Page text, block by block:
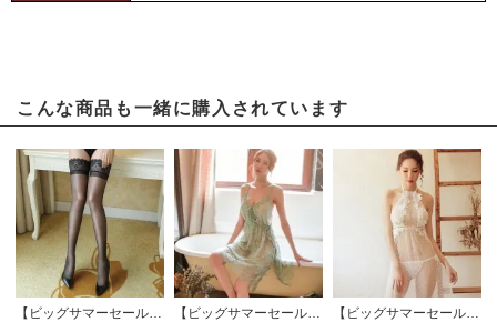
こんな商品も一緒に購入されています
【ビッグサマーセール対象品】ストッキング(STOCKING) 184bk
【ビッグサマーセール対象品】ベビードール(BABYDOLL) 950gr
【ビッグサマーセール対象品】ベビードール(BABYDOLL) 956wt